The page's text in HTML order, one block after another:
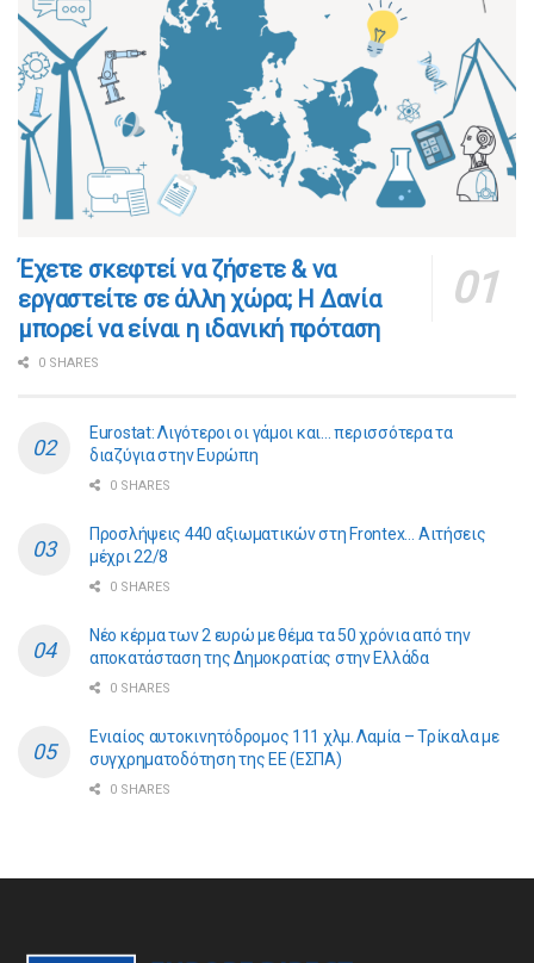
​​Έχετε σκεφτεί να ζήσετε & να
εργαστείτε σε άλλη χώρα; Η Δανία
μπορεί να είναι η ιδανική πρόταση
0 SHARES
Eurostat: Λιγότεροι οι γάμοι και… περισσότερα τα
διαζύγια στην Ευρώπη
0 SHARES
Προσλήψεις 440 αξιωματικών στη Frontex… Αιτήσεις
μέχρι 22/8
0 SHARES
Νέο κέρμα των 2 ευρώ με θέμα τα 50 χρόνια από την
αποκατάσταση της Δημοκρατίας στην Ελλάδα
0 SHARES
Ενιαίος αυτοκινητόδρομος 111 χλμ. Λαμία – Τρίκαλα με
συγχρηματοδότηση της ΕE (ΕΣΠΑ)
0 SHARES